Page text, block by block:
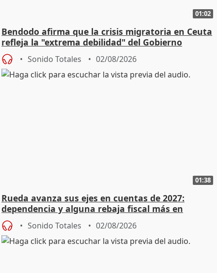
01:02
Bendodo afirma que la crisis migratoria en Ceuta
refleja la "extrema debilidad" del Gobierno
Sonido Totales 02/08/2026
01:38
Rueda avanza sus ejes en cuentas de 2027:
dependencia y alguna rebaja fiscal más en
vivienda
Sonido Totales 02/08/2026